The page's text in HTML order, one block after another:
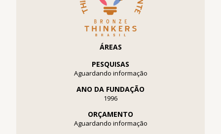
ÁREAS
PESQUISAS
Aguardando informação
ANO DA FUNDAÇÃO
1996
ORÇAMENTO
Aguardando informação